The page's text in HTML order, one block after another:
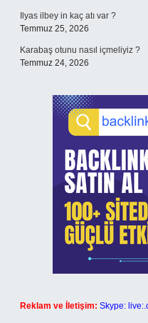
Ilyas ilbey in kaç atı var ?
Temmuz 25, 2026
Karabaş otunu nasıl içmeliyiz ?
Temmuz 24, 2026
Reklam ve İletişim: Skype: